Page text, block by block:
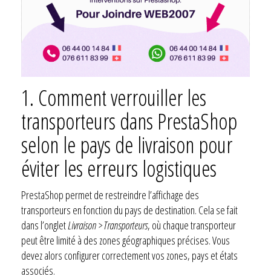
1. Comment verrouiller les
transporteurs dans PrestaShop
selon le pays de livraison pour
éviter les erreurs logistiques
PrestaShop permet de restreindre l’affichage des
transporteurs en fonction du pays de destination. Cela se fait
dans l’ongletLivraison > Transporteurs, où chaque transporteur
peut être limité à des zones géographiques précises. Vous
devez alors configurer correctement vos zones, pays et états
associés.